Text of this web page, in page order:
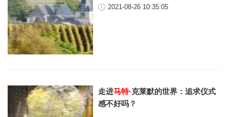
2021-08-26 10:35:05
走进马特·克莱默的世界：追求仪式
感不好吗？